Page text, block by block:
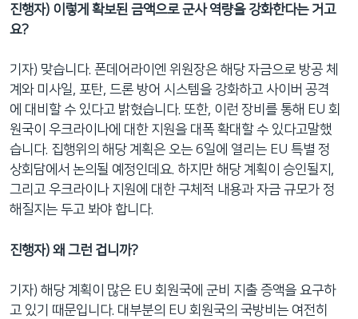
진행자) 이렇게 확보된 금액으로 군사 역량을 강화한다는 거고
요?
기자) 맞습니다. 폰데어라이엔 위원장은 해당 자금으로 방공 체
계와 미사일, 포탄, 드론 방어 시스템을 강화하고 사이버 공격
에 대비할 수 있다고 밝혔습니다. 또한, 이런 장비를 통해 EU 회
원국이 우크라이나에 대한 지원을 대폭 확대할 수 있다고말했
습니다. 집행위의 해당 계획은 오는 6일에 열리는 EU 특별 정
상회담에서 논의될 예정인데요. 하지만 해당 계획이 승인될지,
그리고 우크라이나 지원에 대한 구체적 내용과 자금 규모가 정
해질지는 두고 봐야 합니다.
진행자) 왜 그런 겁니까?
기자) 해당 계획이 많은 EU 회원국에 군비 지출 증액을 요구하
고 있기 때문입니다. 대부분의 EU 회원국의 국방비는 여전히